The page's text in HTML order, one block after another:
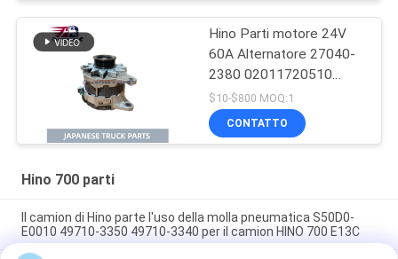
Hino Parti motore 24V
60A Alternatore 27040-
2380 02011720510
270402380 Utilizzo per
camion HINO 700
PROFIA E13C
$10-$800 MOQ:1
CONTATTO
Hino 700 parti
Il camion di Hino parte l'uso della molla pneumatica S50D0-
E0010 49710-3350 49710-3340 per il camion HINO 700 E13C